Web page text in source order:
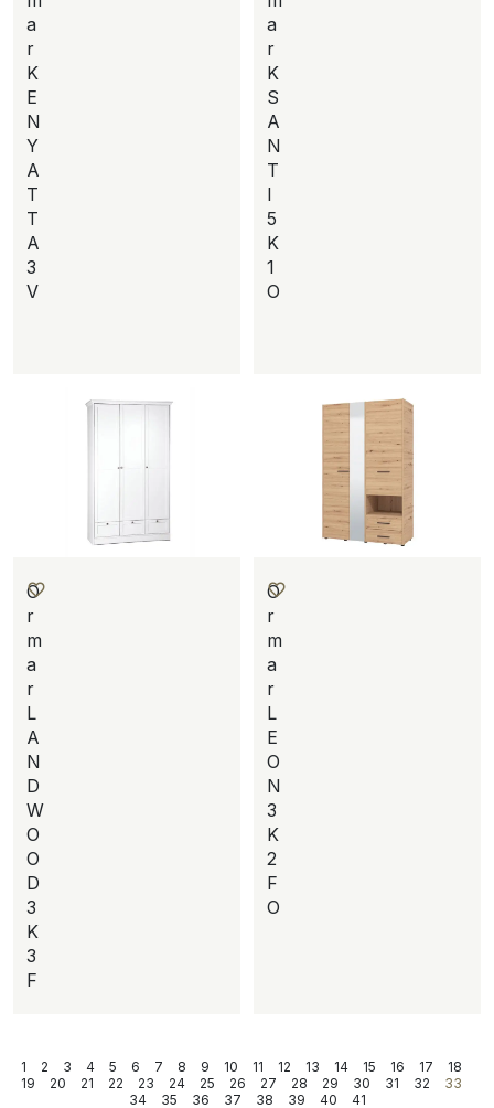
a
r
K
E
N
Y
A
T
T
A
3
V
a
r
K
S
A
N
T
I
5
K
1
O
O
r
m
a
r
L
A
N
D
W
O
O
D
3
K
3
F
O
r
m
a
r
L
E
O
N
3
K
2
F
O
1 2 3 4 5 6 7 8 9 10 11 12 13 14 15 16 17
18
19
20 21 22 23 24 25 26 27 28 29 30 31 32
33
34
35 36 37 38 39 40 41